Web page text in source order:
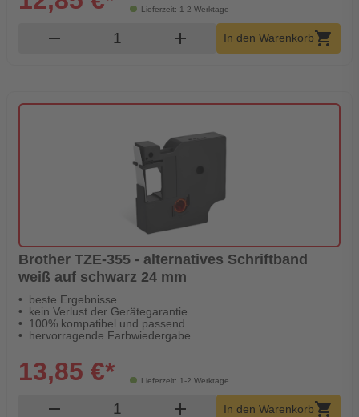
Lieferzeit: 1-2 Werktage
remove Produkt Warenkorb Menge
add In den Warenkorbshopping_cart
Brother TZE-355 - alternatives Schriftband
weiß auf schwarz 24 mm
beste Ergebnisse
kein Verlust der Gerätegarantie
100% kompatibel und passend
hervorragende Farbwiedergabe
Lieferzeit: 1-2 Werktage
13,85 €*
remove Produkt Warenkorb Menge
add In den Warenkorbshopping_cart